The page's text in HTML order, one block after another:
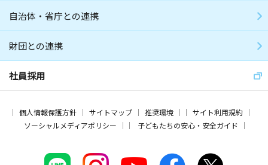
自治体・省庁との連携
財団との連携
社員採用
個人情報保護方針 サイトマップ 推奨環境
サイト利用規約
ソーシャルメディアポリシー
子どもたちの安心・安全ガイド